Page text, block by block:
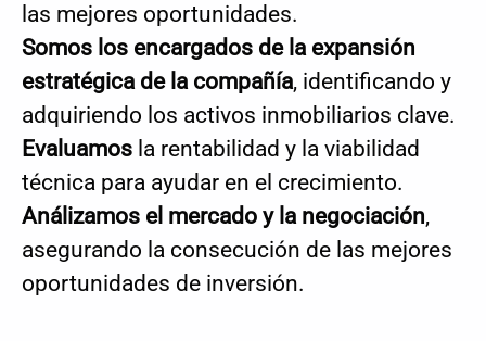
las mejores oportunidades.
Somos los encargados de la expansión
estratégica de la compañía, identificando y
adquiriendo los activos inmobiliarios clave.
Evaluamos la rentabilidad y la viabilidad
técnica para ayudar en el crecimiento.
Análizamos el mercado y la negociación,
asegurando la consecución de las mejores
oportunidades de inversión.